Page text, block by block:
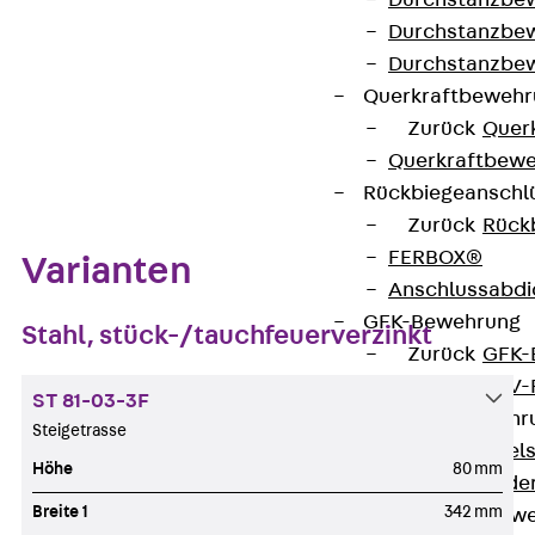
Zurück
Zurück
FERBOX®
GFK-Bewehrung
Zurück
FIBERNOX®
Varianten
Stahl, stück-/tauchfeuerverzinkt
ST 81-03-3F
Steigetrasse
Höhe 80 mm
Breite 1 342 mm